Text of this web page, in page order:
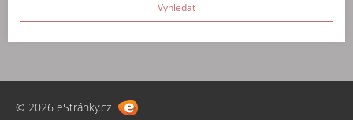
© 2026 eStránky.cz